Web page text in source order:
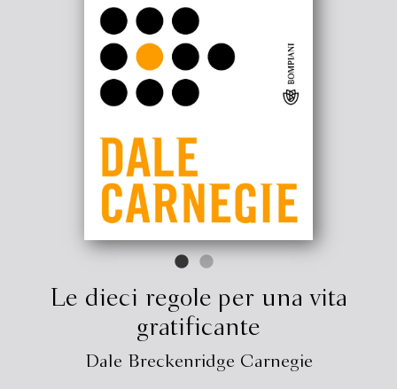
Le dieci regole per una vita
gratificante
Dale Breckenridge Carnegie